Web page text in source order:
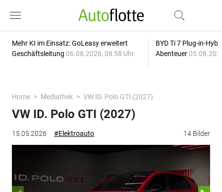
Mehr KI im Einsatz: GoLeasy erweitert
Geschäftsleitung 06.08.2026, 08:58 Uhr
BYD Ti 7 Plug-in-
Abenteuer
Home Mediathek VW ID. Polo GTI (2027)
15.05.2026 #Elektroauto 14 Bilder
VW ID. Polo GTI (2027)